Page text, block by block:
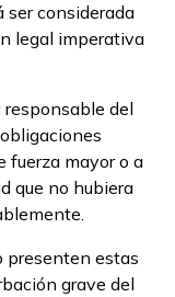
ser considerada
legal imperativa
responsable del
fuerza mayor o a
que no hubiera
presenten estas
grave del